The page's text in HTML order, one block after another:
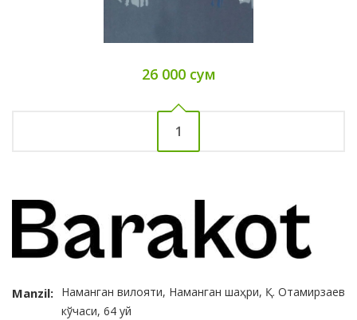
26 000 сум
1
Manzil: Наманган вилояти, Наманган шаҳри, Қ. Отамирзаев
кўчаси, 64 уй